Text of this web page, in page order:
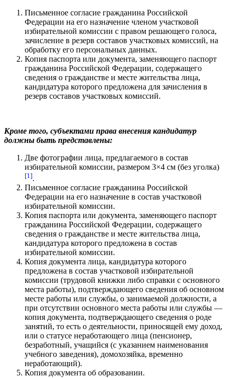
Письменное согласие гражданина Российской
Федерации на его назначение членом участковой
избирательной комиссии с правом решающего голоса,
зачисление в резерв составов участковых комиссий, на
обработку его персональных данных.
Копия паспорта или документа, заменяющего паспорт
гражданина Российской Федерации, содержащего
сведения о гражданстве и месте жительства лица,
кандидатура которого предложена для зачисления в
резерв составов участковых комиссий.
Кроме того, субъектами права внесения кандидатур
должны быть представлены:
Две фотографии лица, предлагаемого в состав
избирательной комиссии, размером 3×4 см (без уголка)
[1].
Письменное согласие гражданина Российской
Федерации на его назначение в состав участковой
избирательной комиссии.
Копия паспорта или документа, заменяющего паспорт
гражданина Российской Федерации, содержащего
сведения о гражданстве и месте жительства лица,
кандидатура которого предложена в состав
избирательной комиссии.
Копия документа лица, кандидатура которого
предложена в состав участковой избирательной
комиссии (трудовой книжки либо справки с основного
места работы), подтверждающего сведения об основном
месте работы или службы, о занимаемой должности, а
при отсутствии основного места работы или службы —
копия документа, подтверждающего сведения о роде
занятий, то есть о деятельности, приносящей ему доход,
или о статусе неработающего лица (пенсионер,
безработный, учащийся (с указанием наименования
учебного заведения), домохозяйка, временно
неработающий).
Копия документа об образовании.